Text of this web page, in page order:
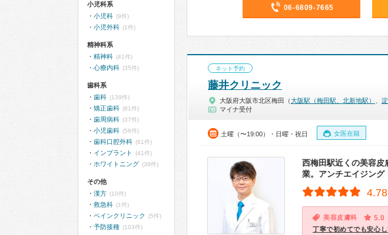
06-6809-7665
ネット予約
藤井クリニック
大阪府大阪市北区梅田（大阪駅（梅田駅、北新地駅）
マイナ受付
土曜（〜19:00）・日曜・祝日 女医在籍
西梅田駅近くの美容
業。アンチエイジング
4.78
美容皮膚科 5.0
丁寧で初めてでも安心
小児科系
小児科 (9件)
小児外科 (1件)
精神科系
精神科 (41件)
心療内科 (35件)
歯科系
歯科 (139件)
矯正歯科 (81件)
歯周病科 (37件)
小児歯科 (58件)
歯科口腔外科 (61件)
インプラント (41件)
ホワイトニング (39件)
その他
漢方 (10件)
救急科 (1件)
ペインクリニック (5件)
予防接種 (103件)